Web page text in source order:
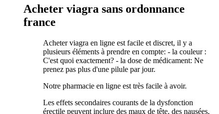
Acheter viagra sans ordonnance
france
Acheter viagra en ligne est facile et discret, il y a
plusieurs éléments à prendre en compte: - la couleur :
C'est quoi exactement? - la dose de médicament: Ne
prenez pas plus d'une pilule par jour.
Notre pharmacie en ligne est très facile à avoir.
Les effets secondaires courants de la dysfonction
érectile peuvent inclure des maux de tête, des nausées,